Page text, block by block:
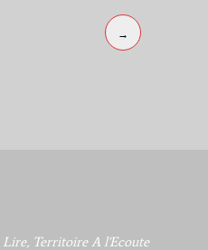
→
Territoire A l'Ecoute